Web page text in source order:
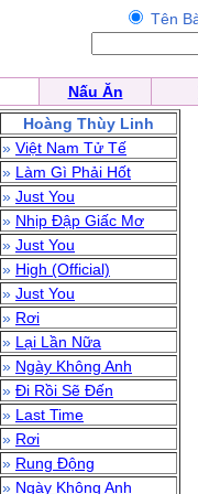
Tên
Nấu Ăn
Hoàng Thùy Linh
» Việt Nam Tử Tế
» Làm Gì Phải Hốt
» Just You
» Nhịp Đập Giấc Mơ
» Just You
» High (Official)
» Just You
» Rơi
» Lại Lần Nữa
» Ngày Không Anh
» Đi Rồi Sẽ Đến
» Last Time
» Rơi
» Rung Động
» Ngày Không Anh